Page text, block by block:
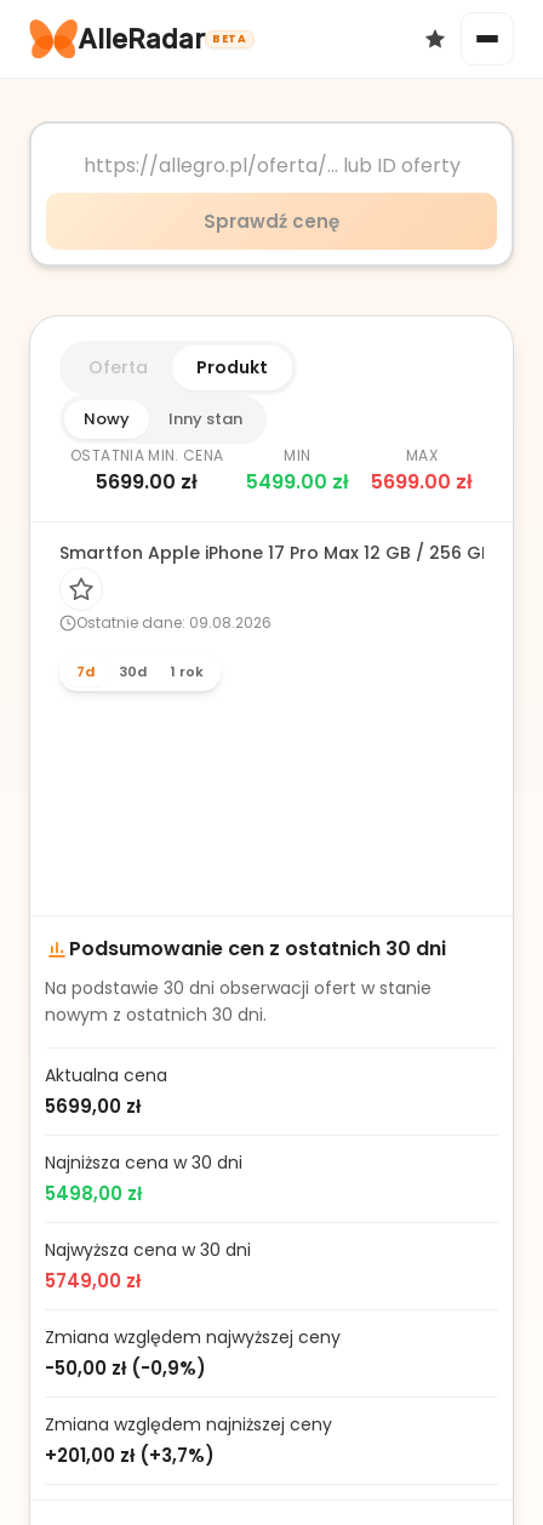
AlleRadar BETA
Okazje
Sprawdź cenę
Oferta Produkt
Nowy Inny stan
OSTATNIA MIN. CENA
5699.00 zł
MIN
5499.00 zł
MAX
5699.00 zł
Smartfon Apple iPhone 17 Pro Max 12 GB / 256 GB 5G
Ostatnie dane: 09.08.2026
7d 30d 1 rok
Podsumowanie cen z ostatnich 30 dni
Na podstawie 30 dni obserwacji ofert w stanie
nowym z ostatnich 30 dni.
Aktualna cena
5699,00 zł
Najniższa cena w 30 dni
5498,00 zł
Najwyższa cena w 30 dni
5749,00 zł
Zmiana względem najwyższej ceny
-50,00 zł(-0,9%)
Zmiana względem najniższej ceny
+201,00 zł(+3,7%)